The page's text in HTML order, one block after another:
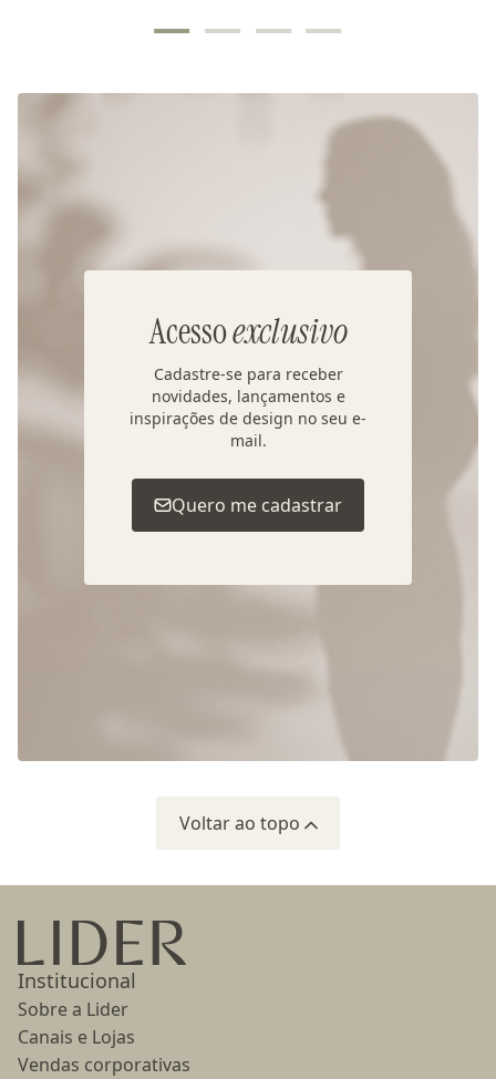
Acessoexclusivo
Cadastre-se para receber
novidades, lançamentos e
inspirações de design no seu e-
mail.
Quero me cadastrar
Voltar ao topo
Ir para a página inicial
Institucional
Sobre a Lider
Canais e Lojas
Vendas corporativas